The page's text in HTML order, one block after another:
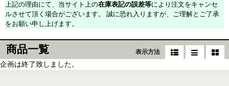
上記の理由にて、当サイト上の在庫表記の誤差等により注文をキャンセ
ルさせて頂く場合がございます。 誠に恐れ入りますが、ご理解とご了承
をお願い申し上げます。
商品一覧 表示方法
企画は終了致しました。